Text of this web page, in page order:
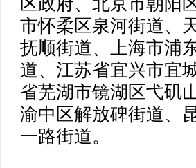
市怀柔区泉河街道、
抚顺街道、上海市浦
道、江苏省宜兴市宜
省芜湖市镜湖区弋矶
渝中区解放碑街道、
一路街道。